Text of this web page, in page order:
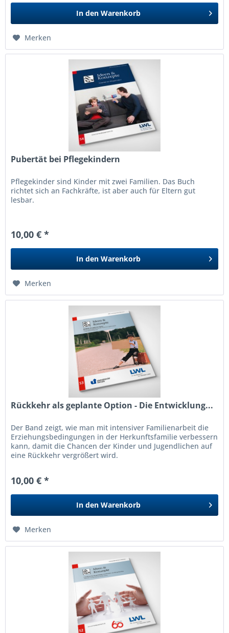
In den Warenkorb
Merken
Pubertät bei Pflegekindern
Pflegekinder sind Kinder mit zwei Familien. Das Buch
richtet sich an Fachkräfte, ist aber auch für Eltern gut
lesbar.
10,00 € *
In den Warenkorb
Merken
Rückkehr als geplante Option - Die Entwicklung...
Der Band zeigt, wie man mit intensiver Familienarbeit die
Erziehungsbedingungen in der Herkunftsfamilie verbessern
kann, damit die Chancen der Kinder und Jugendlichen auf
eine Rückkehr vergrößert wird.
10,00 € *
In den Warenkorb
Merken